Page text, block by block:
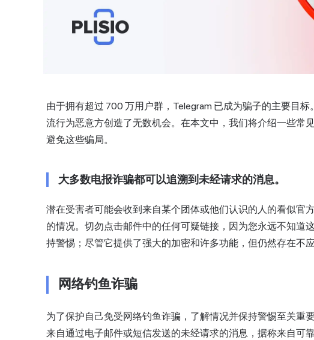
由于拥有超过 700 万用户群， Telegram 已成为骗子的主要目
流行为恶意方创造了无数机会。在本文中，我们将介绍一些常
避免这些骗局。
大多数电报诈骗都可以追溯到未经请求的消息。
潜在受害者可能会收到来自某个团体或他们认识的人的看似官
的情况。切勿点击邮件中的任何可疑链接，因为您永远不知道
持警惕；尽管它提供了强大的加密和许多功能，但仍然存在不
网络钓鱼诈骗
为了保护自己免受网络钓鱼诈骗，了解情况并保持警惕至关重
来自通过电子邮件或短信发送的未经请求的消息，据称来自可